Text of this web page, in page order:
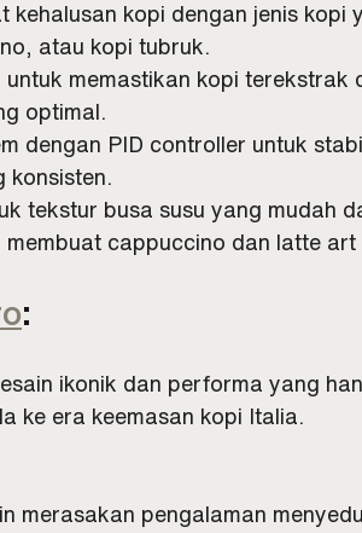
kehalusan kopi dengan jenis kopi
atau kopi tubruk.
memastikan kopi terekstrak
optimal.
dengan PID controller untuk
tekstur busa susu yang mudah
cappuccino dan latte art
:
ikonik dan performa yang
ke era keemasan kopi Italia.
merasakan pengalaman